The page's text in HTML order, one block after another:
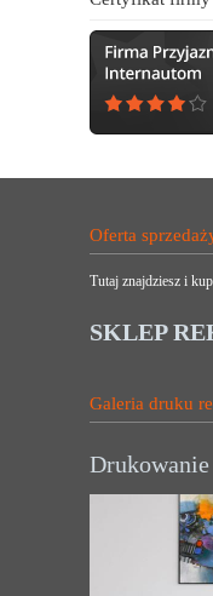
Oferta
Tutaj znajdziesz i
SKLEP
Galeria druku